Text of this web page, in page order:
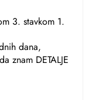
3. stavkom 1.
dana,
da znam DETALJE